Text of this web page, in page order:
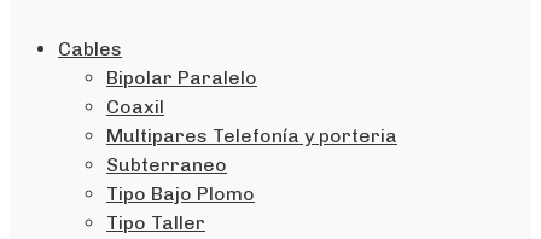
Cables
Bipolar Paralelo
Coaxil
Multipares Telefonía y porteria
Subterraneo
Tipo Bajo Plomo
Tipo Taller